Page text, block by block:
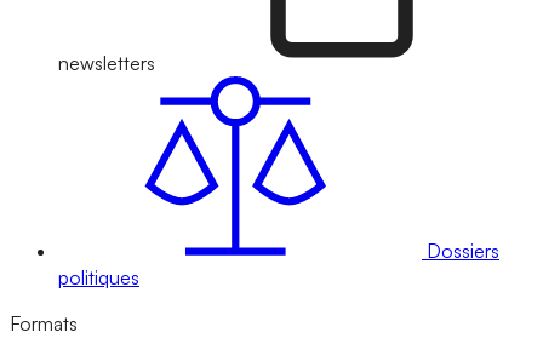
newsletters
Dossiers
politiques
Formats